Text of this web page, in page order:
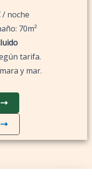
/ noche
70m²
tarifa.
y mar.